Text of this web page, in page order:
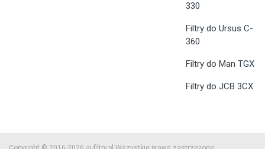
330
Filtry do Ursus C-
360
Filtry do Man TGX
Filtry do JCB 3CX